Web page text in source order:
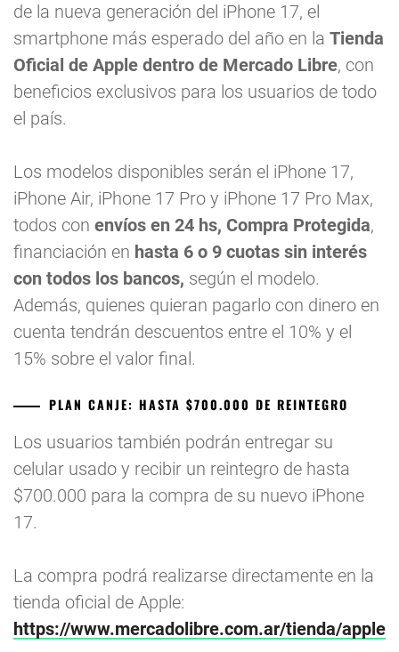
de la nueva generación del iPhone 17, el
smartphone más esperado del año en la Tienda
Oficial de Apple dentro de Mercado Libre, con
beneficios exclusivos para los usuarios de todo
el país.
Los modelos disponibles serán el iPhone 17,
iPhone Air, iPhone 17 Pro y iPhone 17 Pro Max,
todos con envíos en 24 hs, Compra Protegida,
financiación en hasta 6 o 9 cuotas sin interés
con todos los bancos, según el modelo.
Además, quienes quieran pagarlo con dinero en
cuenta tendrán descuentos entre el 10% y el
15% sobre el valor final.
PLAN CANJE: HASTA $700.000 DE REINTEGRO
Los usuarios también podrán entregar su
celular usado y recibir un reintegro de hasta
$700.000 para la compra de su nuevo iPhone
17.
La compra podrá realizarse directamente en la
tienda oficial de Apple:
https://www.mercadolibre.com.ar/tienda/apple